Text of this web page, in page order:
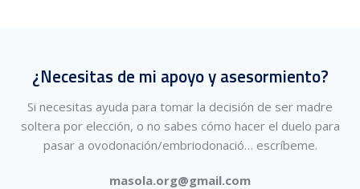
¿Necesitas de mi apoyo y asesormiento?
Si necesitas ayuda para tomar la decisión de ser madre
soltera por elección, o no sabes cómo hacer el duelo para
pasar a ovodonación/embriodonació… escríbeme.
masola.org@gmail.com